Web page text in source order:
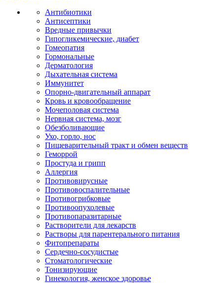
Антибиотики
Антисептики
Вредные привычки
Гипогликемические, диабет
Гомеопатия
Гормональные
Дерматология
Дыхательная система
Иммунитет
Опорно-двигательный аппарат
Кровь и кровообращение
Мочеполовая система
Нервная система, мозг
Обезболивающие
Ухо, горло, нос
Пищеварительный тракт и обмен веществ
Геморрой
Простуда и грипп
Аллергия
Противовирусные
Противовоспалительные
Противогрибковые
Противоопухолевые
Противопаразитарные
Растворители для лекарств
Растворы для парентерального питания
Фитопрепараты
Сердечно-сосудистые
Стоматологические
Тонизирующие
Гинекология, женское здоровье